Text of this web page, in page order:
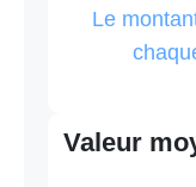
Le
Valeur